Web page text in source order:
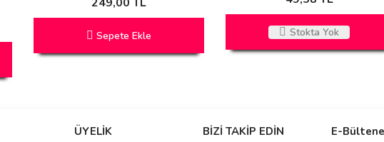
Sepete Ekle Stokta Yok
ÜYELİK BİZİ TAKİP EDİN E-